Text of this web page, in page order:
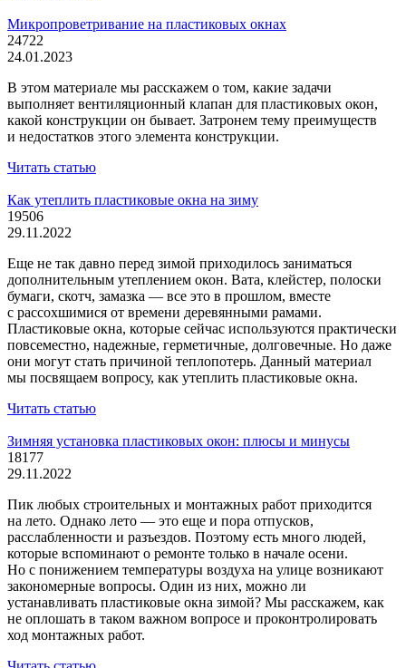
Микропроветривание на пластиковых окнах
24722
24.01.2023
В этом материале мы расскажем о том, какие задачи
выполняет вентиляционный клапан для пластиковых окон,
какой конструкции он бывает. Затронем тему преимуществ
и недостатков этого элемента конструкции.
Читать статью
Как утеплить пластиковые окна на зиму
19506
29.11.2022
Еще не так давно перед зимой приходилось заниматься
дополнительным утеплением окон. Вата, клейстер, полоски
бумаги, скотч, замазка — все это в прошлом, вместе
с рассохшимися от времени деревянными рамами.
Пластиковые окна, которые сейчас используются практически
повсеместно, надежные, герметичные, долговечные. Но даже
они могут стать причиной теплопотерь. Данный материал
мы посвящаем вопросу, как утеплить пластиковые окна.
Читать статью
Зимняя установка пластиковых окон: плюсы и минусы
18177
29.11.2022
Пик любых строительных и монтажных работ приходится
на лето. Однако лето — это еще и пора отпусков,
расслабленности и разъездов. Поэтому есть много людей,
которые вспоминают о ремонте только в начале осени.
Но с понижением температуры воздуха на улице возникают
закономерные вопросы. Один из них, можно ли
устанавливать пластиковые окна зимой? Мы расскажем, как
не оплошать в таком важном вопросе и проконтролировать
ход монтажных работ.